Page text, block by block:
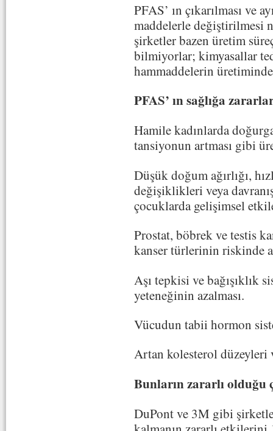
PFAS’ ın çıkarılması ve
maddelerle değiştirilmesi
şirketler bazen üretim
bilmiyorlar; kimyasallar
hammaddelerin
PFAS’ ın sağlığa
Hamile kadınlarda
tansiyonun artması gibi
Düşük doğum ağırlığı,
değişiklikleri veya
çocuklarda gelişimsel
Prostat, böbrek ve testis
kanser türlerinin riskinde
Aşı tepkisi ve bağışıklık
yeteneğinin azalması.
Vücudun tabii hormon
Artan kolesterol düzeyleri
Bunların zararlı
DuPont ve 3M gibi